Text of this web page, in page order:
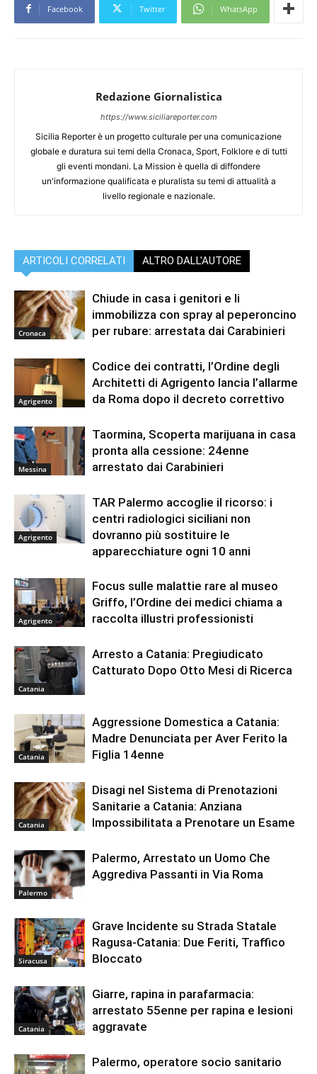
Facebook Twitter WhatsApp
Redazione Giornalistica
https://www.siciliareporter.com
Sicilia Reporter è un progetto culturale per una comunicazione
globale e duratura sui temi della Cronaca, Sport, Folklore e di tutti
gli eventi mondani. La Mission è quella di diffondere
un'informazione qualificata e pluralista su temi di attualità a
livello regionale e nazionale.
ARTICOLI CORRELATI ALTRO DALL'AUTORE
Cronaca
Chiude in casa i genitori e li
immobilizza con spray al peperoncino
per rubare: arrestata dai Carabinieri
Agrigento
Codice dei contratti, l’Ordine degli
Architetti di Agrigento lancia l’allarme
da Roma dopo il decreto correttivo
Messina
Taormina, Scoperta marijuana in casa
pronta alla cessione: 24enne
arrestato dai Carabinieri
Agrigento
TAR Palermo accoglie il ricorso: i
centri radiologici siciliani non
dovranno più sostituire le
apparecchiature ogni 10 anni
Agrigento
Focus sulle malattie rare al museo
Griffo, l’Ordine dei medici chiama a
raccolta illustri professionisti
Catania
Arresto a Catania: Pregiudicato
Catturato Dopo Otto Mesi di Ricerca
Catania
Aggressione Domestica a Catania:
Madre Denunciata per Aver Ferito la
Figlia 14enne
Catania
Disagi nel Sistema di Prenotazioni
Sanitarie a Catania: Anziana
Impossibilitata a Prenotare un Esame
Palermo
Palermo, Arrestato un Uomo Che
Aggrediva Passanti in Via Roma
Siracusa
Grave Incidente su Strada Statale
Ragusa-Catania: Due Feriti, Traffico
Bloccato
Catania
Giarre, rapina in parafarmacia:
arrestato 55enne per rapina e lesioni
aggravate
Palermo, operatore socio sanitario